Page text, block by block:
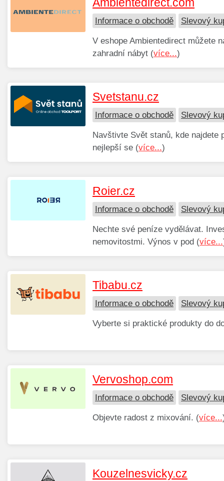
Ambientedirect.com
Informace o obchodě Slevový
V eshope Ambientedirect můžete
zahradní nábyt (více...)
Svetstanu.cz
Informace o obchodě Slevový
Navštivte Svět stanů, kde najdete
nejlepší se (více...)
Roier.cz
Informace o obchodě Slevový
Nechte své peníze vydělávat.
nemovitostmi. Výnos v pod (více...
Tibabu.cz
Informace o obchodě Slevový
Vyberte si praktické produkty do
Vervoshop.com
Informace o obchodě Slevový
Objevte radost z mixování. (více...
Kouzelnesvicky.cz